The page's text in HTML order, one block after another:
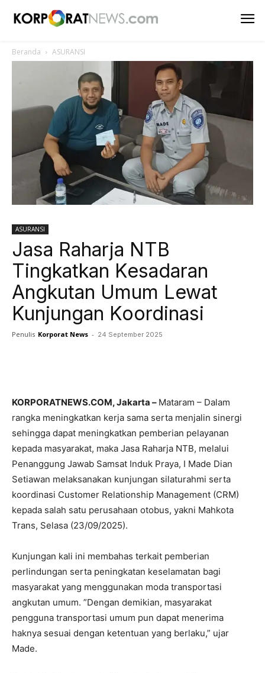
Beranda ASURANSI
ASURANSI
Jasa Raharja NTB
Tingkatkan Kesadaran
Angkutan Umum Lewat
Kunjungan Koordinasi
Penulis Korporat News - 24 September 2025
KORPORATNEWS.COM, Jakarta – Mataram – Dalam
rangka meningkatkan kerja sama serta menjalin sinergi
sehingga dapat meningkatkan pemberian pelayanan
kepada masyarakat, maka Jasa Raharja NTB, melalui
Penanggung Jawab Samsat Induk Praya, I Made Dian
Setiawan melaksanakan kunjungan silaturahmi serta
koordinasi Customer Relationship Management (CRM)
kepada salah satu perusahaan otobus, yakni Mahkota
Trans, Selasa (23/09/2025).
Kunjungan kali ini membahas terkait pemberian
perlindungan serta peningkatan keselamatan bagi
masyarakat yang menggunakan moda transportasi
angkutan umum. ”Dengan demikian, masyarakat
pengguna transportasi umum pun dapat menerima
haknya sesuai dengan ketentuan yang berlaku,” ujar
Made.